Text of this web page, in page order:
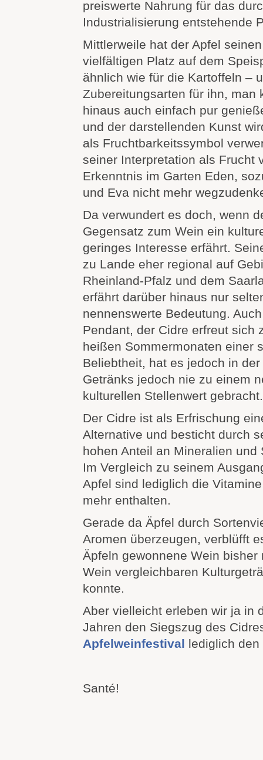
preiswerte Nahrung für das
Industrialisierung entstehende
Mittlerweile hat der Apfel
vielfältigen Platz auf dem
ähnlich wie für die Kartoffeln –
Zubereitungsarten für ihn, man
hinaus auch einfach pur
und der darstellenden Kunst
als Fruchtbarkeitssymbol
seiner Interpretation als Frucht
Erkenntnis im Garten Eden,
und Eva nicht mehr
Da verwundert es doch, wenn
Gegensatz zum Wein ein
geringes Interesse erfährt.
zu Lande eher regional auf
Rheinland-Pfalz und dem
erfährt darüber hinaus nur
nennenswerte Bedeutung.
Pendant, der Cidre erfreut sich
heißen Sommermonaten einer
Beliebtheit, hat es jedoch in
Getränks jedoch nie zu einem
kulturellen Stellenwert gebracht.
Der Cidre ist als Erfrischung
Alternative und besticht durch
hohen Anteil an Mineralien und
Im Vergleich zu seinem
Apfel sind lediglich die
mehr enthalten.
Gerade da Äpfel durch
Aromen überzeugen, verblüfft
Äpfeln gewonnene Wein
Wein vergleichbaren
konnte.
Aber vielleicht erleben wir ja in
Jahren den Siegszug des
Apfelweinfestival lediglich
Santé!